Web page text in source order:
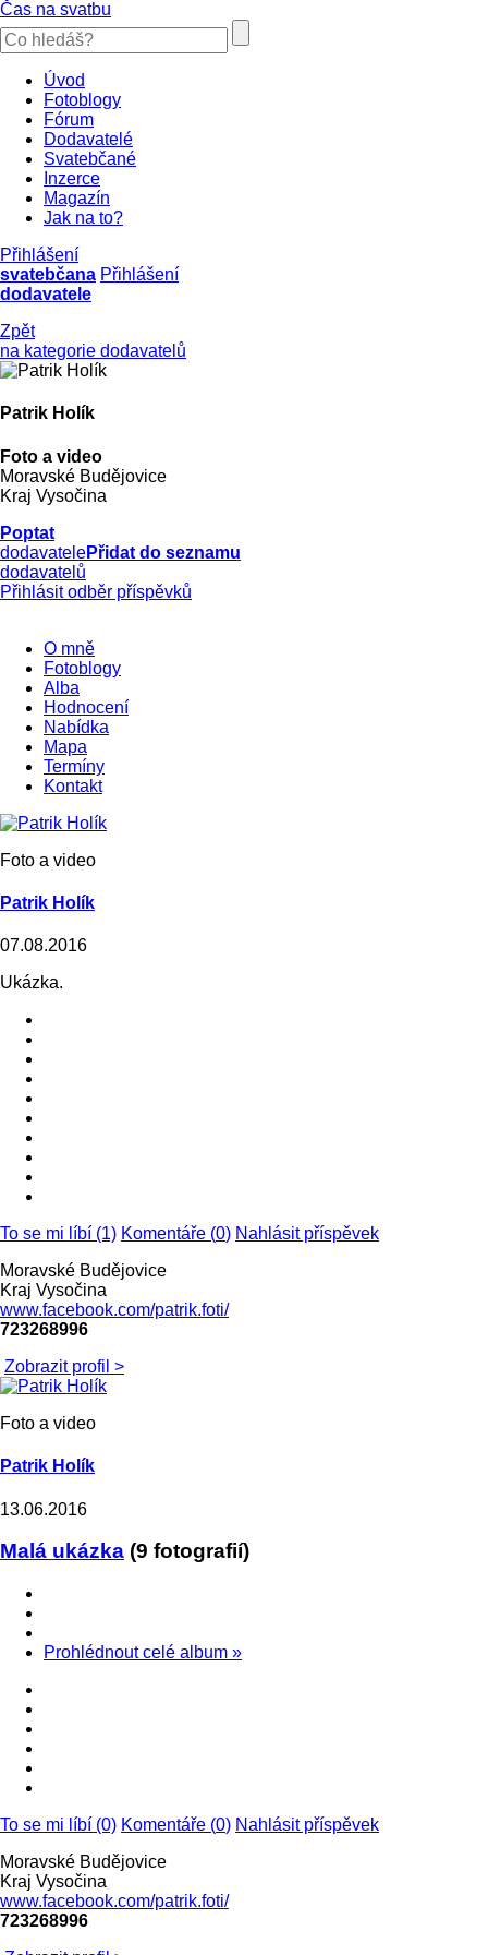
Čas na svatbu
Úvod
Fotoblogy
Fórum
Dodavatelé
Svatebčané
Inzerce
Magazín
Jak na to?
Přihlášení
svatebčana Přihlášení
dodavatele
Zpět
na kategorie dodavatelů
Patrik Holík
Foto a video
Moravské Budějovice
Kraj Vysočina
Poptat
dodavatelePřidat do seznamu
dodavatelů
Přihlásit odběr příspěvků
O mně
Fotoblogy
Alba
Hodnocení
Nabídka
Mapa
Termíny
Kontakt
Foto a video
Patrik Holík
07.08.2016
Ukázka.
To se mi líbí (1) Komentáře (0) Nahlásit příspěvek
Moravské Budějovice
Kraj Vysočina
www.facebook.com/patrik.foti/
723268996
Zobrazit profil >
Foto a video
Patrik Holík
13.06.2016
Malá ukázka (9 fotografií)
Prohlédnout celé album »
To se mi líbí (0) Komentáře (0) Nahlásit příspěvek
Moravské Budějovice
Kraj Vysočina
www.facebook.com/patrik.foti/
723268996